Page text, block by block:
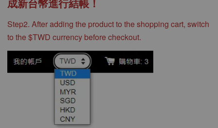
成新台幣進行結帳！
Step2. After adding the product to the shopping cart, switch
to the $TWD currency before checkout.